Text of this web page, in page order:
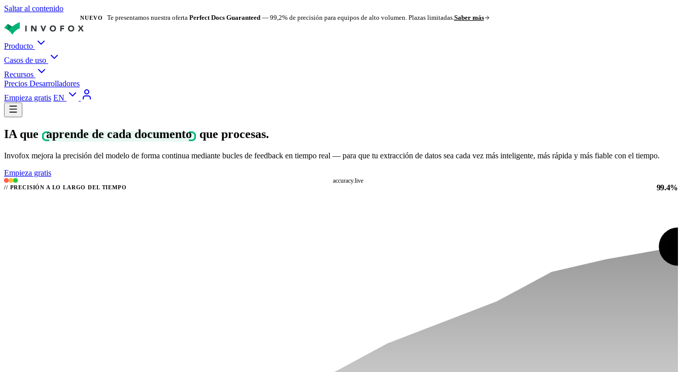
Saltar al contenido
NUEVO Te presentamos nuestra oferta Perfect Docs Guaranteed — 99,2% de precisión para equipos de alto volumen. Plazas limitadas.Saber más
Producto
Casos de uso
Recursos
Precios Desarrolladores
Empieza gratis EN
IA que aprende de cada documento que procesas.
Invofox mejora la precisión del modelo de forma continua mediante bucles de feedback en tiempo real — para que tu extracción de datos sea cada vez más inteligente, más rápida y más fiable con el tiempo.
Empieza gratis
accuracy.live
// PRECISIÓN A LO LARGO DEL TIEMPO 99.4%